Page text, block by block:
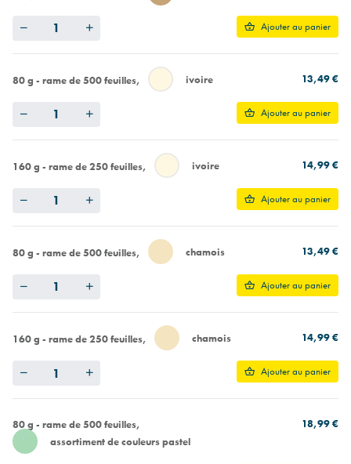
Ajouter au panier
80 g - rame de 500 feuilles ivoire 13,49 €
Ajouter au panier
160 g - rame de 250 feuilles ivoire 14,99 €
Ajouter au panier
80 g - rame de 500 feuilles chamois 13,49 €
Ajouter au panier
160 g - rame de 250 feuilles chamois 14,99 €
Ajouter au panier
80 g - rame de 500 feuilles
assortiment de couleurs pastel
18,99 €